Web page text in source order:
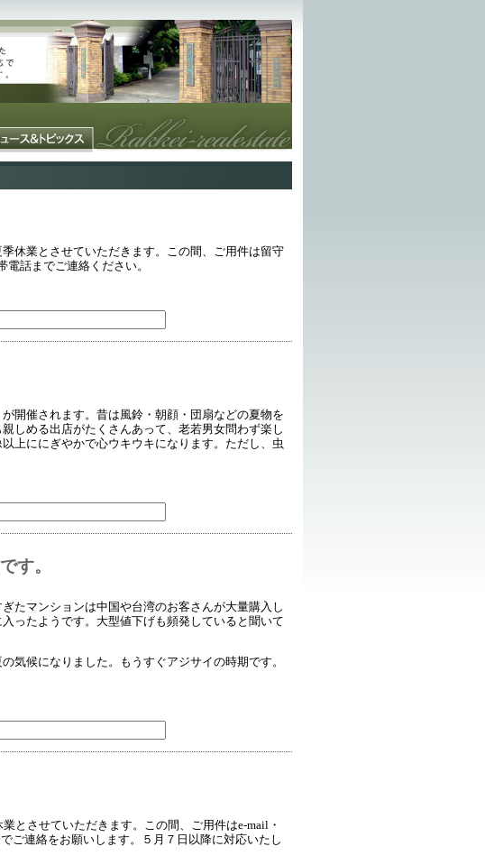
休業とさせていただきます。この間、ご用件は留守
話までご連絡ください。
開催されます。昔は風鈴・朝顔・団扇などの夏物を
しめる出店がたくさんあって、老若男女問わず楽し
上ににぎやかで心ウキウキになります。ただし、虫
す。
たマンションは中国や台湾のお客さんが大量購入し
ったようです。大型値下げも頻発していると聞いて
気候になりました。もうすぐアジサイの時期です。
とさせていただきます。この間、ご用件はe-mail・
ご連絡をお願いします。５月７日以降に対応いたし